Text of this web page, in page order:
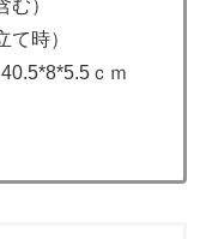
）
時）
ｃｍ